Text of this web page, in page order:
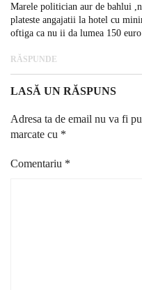
Marele politician aur de bahlui
plateste angajatii la hotel cu
oftiga ca nu ii da lumea 150 euro
RĂSPUNDE
LASĂ UN RĂSPUNS
Adresa ta de email nu va fi
marcate cu *
Comentariu *